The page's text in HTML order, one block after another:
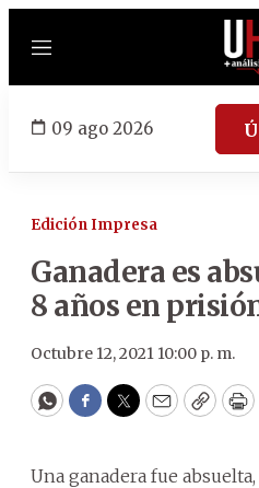
Menú
09 ago 2026
Edición Impresa
Ganadera es
8 años en
Octubre 12, 2021 10:00 p. m.
WhatsApp
Facebook
Twitter
EmailCopy
Una ganadera fue